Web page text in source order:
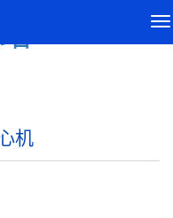
导
机